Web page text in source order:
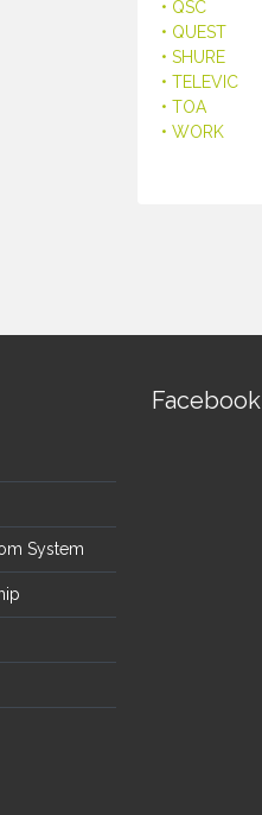
• QSC
• QUEST
• SHURE
• TELEVIC
• TOA
• WORK
System
Facebook